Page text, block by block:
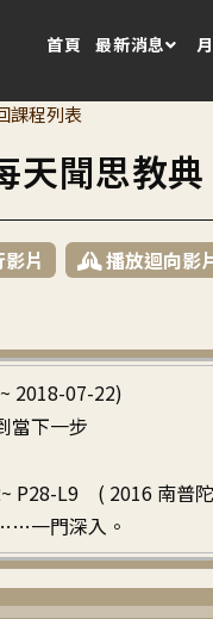
首頁 最新消息
課程列表
聞思教典
片 播放迴向影
2018-07-22)
當下一步
P28-L9 ( 2016 南普
一門深入。